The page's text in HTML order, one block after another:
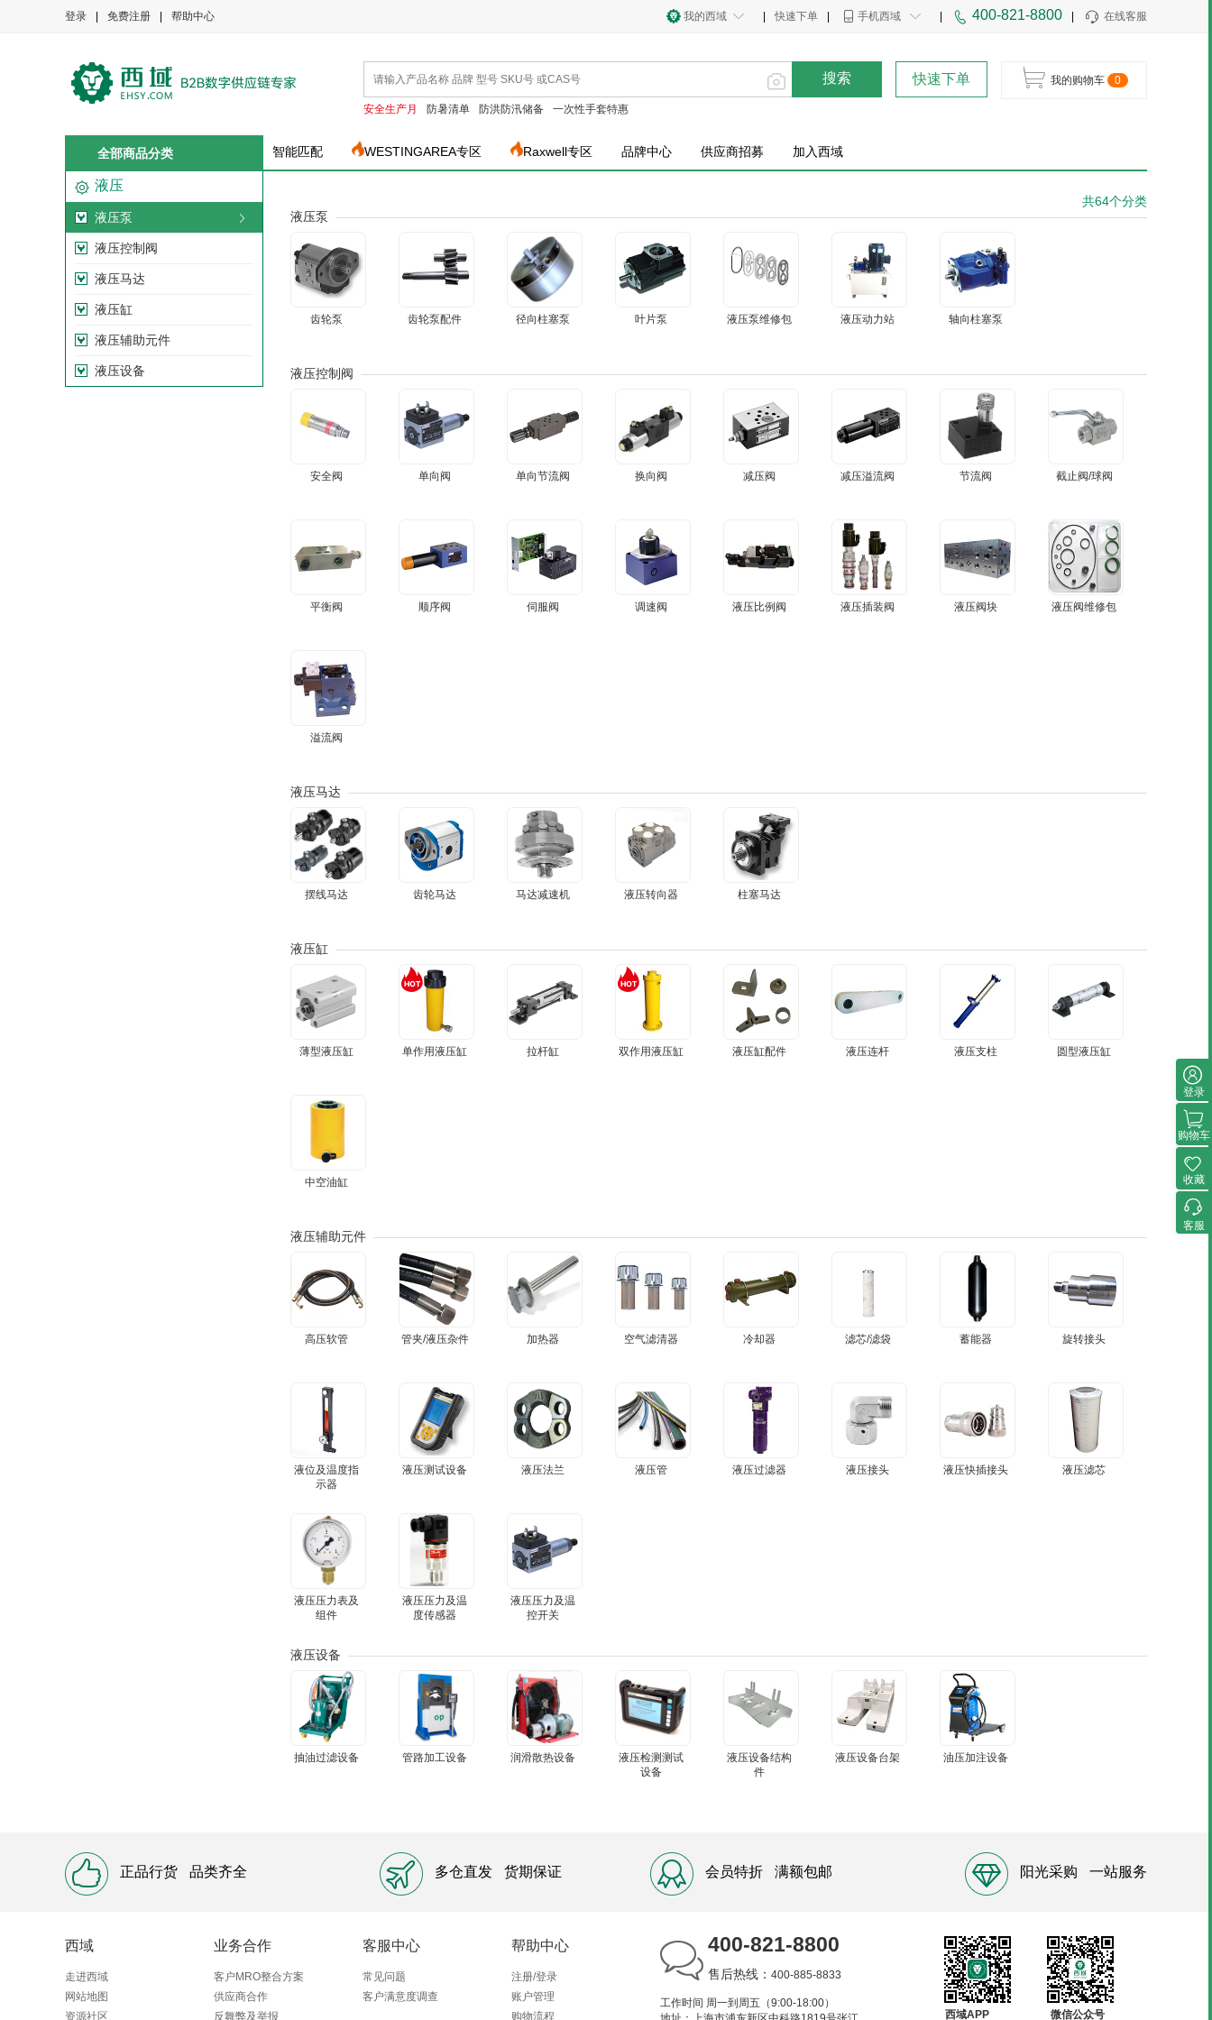
登录 免费注册 帮助中心 在线客服
400-821-8800
手机西域
快速下单
我的西域
搜索
安全生产月 防暑清单 防洪防汛储备 一次性手套特惠
快速下单 我的购物车 0
全部商品分类 智能匹配 WESTINGAREA专区 Raxwell专区 品牌中心 供应商招募 加入西域
液压
液压泵
液压控制阀
液压马达
液压缸
液压辅助元件
液压设备
共64个分类
液压泵
齿轮泵 齿轮泵配件 径向柱塞泵 叶片泵 液压泵维修包 液压动力站 轴向柱塞泵
液压控制阀
安全阀 单向阀 单向节流阀 换向阀 减压阀 减压溢流阀 节流阀 截止阀/球阀
平衡阀 顺序阀 伺服阀 调速阀 液压比例阀 液压插装阀 液压阀块 液压阀维修包
溢流阀
液压马达
摆线马达 齿轮马达 马达减速机 液压转向器 柱塞马达
液压缸
薄型液压缸 单作用液压缸 拉杆缸 双作用液压缸 液压缸配件 液压连杆 液压支柱 圆型液压缸
中空油缸
液压辅助元件
高压软管 管夹/液压杂件 加热器 空气滤清器 冷却器 滤芯/滤袋 蓄能器 旋转接头
液位及温度指
示器
液压测试设备 液压法兰 液压管 液压过滤器 液压接头 液压快插接头 液压滤芯
液压压力表及
组件
液压压力及温
度传感器
液压压力及温
控开关
液压设备
抽油过滤设备 管路加工设备 润滑散热设备
液压检测测试
设备
液压设备结构
件
液压设备台架 油压加注设备
正品行货 品类齐全 多仓直发 货期保证 会员特折 满额包邮 阳光采购 一站服务
西域
走进西域
网站地图
资源社区
业务合作
客户MRO整合方案
供应商合作
反舞弊及举报
客服中心
常见问题
客户满意度调查
帮助中心
注册/登录
账户管理
购物流程
400-821-8800
售后热线： 400-885-8833
工作时间 周一到周五（9:00-18:00）
微信公众号
西域APP
登录
购物车
收藏
客服